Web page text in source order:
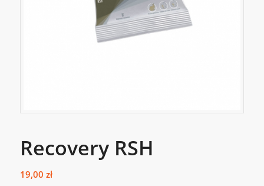
Recovery RSH
19,00 zł